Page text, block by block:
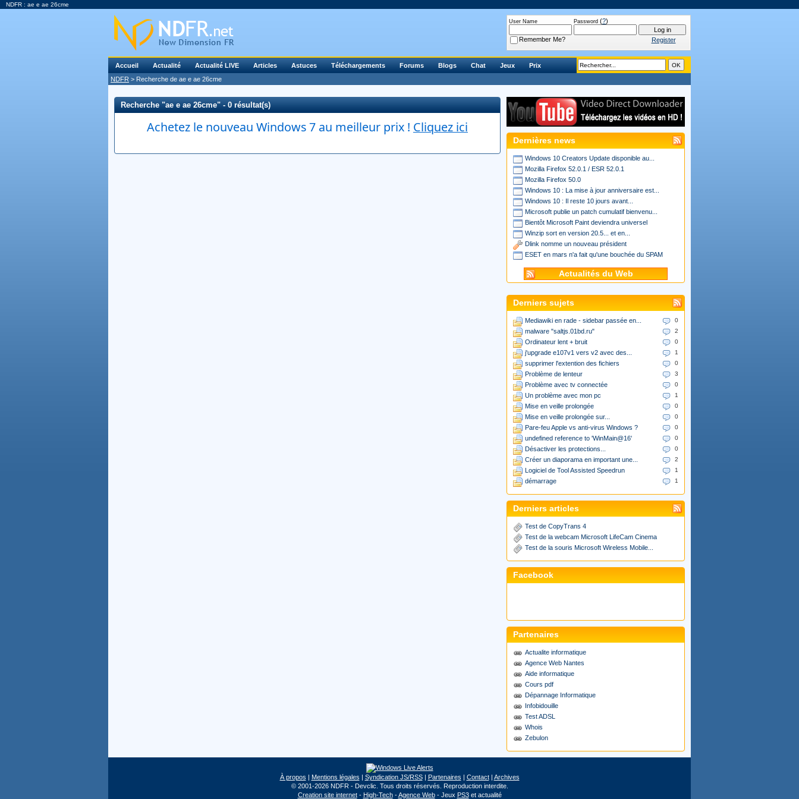
NDFR : ae e ae 26cme
Accueil Actualité Actualité LIVE Articles Astuces Téléchargements Forums Blogs Chat Jeux
Prix
NDFR > Recherche de ae e ae 26cme
User Name Password (?)
Remember Me? Register
Recherche "ae e ae 26cme" - 0 résultat(s)
Achetez le nouveau Windows 7 au meilleur prix ! Cliquez ici
Dernières news
Windows 10 Creators Update disponible au...
Mozilla Firefox 52.0.1 / ESR 52.0.1
Mozilla Firefox 50.0
Windows 10 : La mise à jour anniversaire est...
Windows 10 : Il reste 10 jours avant...
Microsoft publie un patch cumulatif bienvenu...
Bientôt Microsoft Paint deviendra universel
Winzip sort en version 20.5... et en...
Dlink nomme un nouveau président
ESET en mars n'a fait qu'une bouchée du SPAM
Actualités du Web
Derniers sujets
0
Mediawiki en rade - sidebar passée en...
2
malware "saltjs.01bd.ru"
0
Ordinateur lent + bruit
1
j'upgrade e107v1 vers v2 avec des...
0
supprimer l'extention des fichiers
3
Problème de lenteur
0
Problème avec tv connectée
1
Un problème avec mon pc
0
Mise en veille prolongée
0
Mise en veille prolongée sur...
0
Pare-feu Apple vs anti-virus Windows ?
0
undefined reference to 'WinMain@16'
0
Désactiver les protections...
2
Créer un diaporama en important une...
1
Logiciel de Tool Assisted Speedrun
1
démarrage
Derniers articles
Test de CopyTrans 4
Test de la webcam Microsoft LifeCam Cinema
Test de la souris Microsoft Wireless Mobile...
Facebook
Partenaires
Actualite informatique
Agence Web Nantes
Aide informatique
Cours pdf
Dépannage Informatique
Infobidouille
Test ADSL
Whois
Zebulon
À propos | Mentions légales | Syndication JS/RSS| Partenaires | Contact| Archives
© 2001-2026 NDFR - Devclic. Tous droits réservés. Reproduction interdite.
Creation site internet- High-Tech-Agence Web- Jeux PS3et actualité